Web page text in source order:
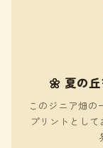
🌼 夏の
このジニア畑の
プリントとし